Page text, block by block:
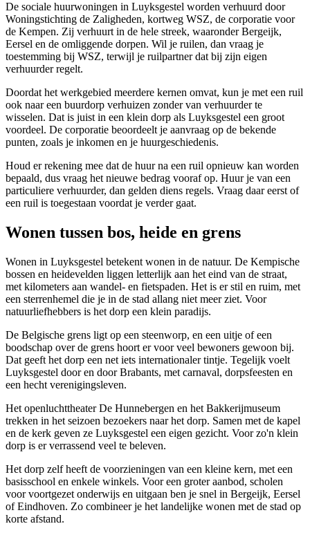
De sociale huurwoningen in Luyksgestel worden verhuurd door
Woningstichting de Zaligheden, kortweg WSZ, de corporatie voor
de Kempen. Zij verhuurt in de hele streek, waaronder Bergeijk,
Eersel en de omliggende dorpen. Wil je ruilen, dan vraag je
toestemming bij WSZ, terwijl je ruilpartner dat bij zijn eigen
verhuurder regelt.
Doordat het werkgebied meerdere kernen omvat, kun je met een ruil
ook naar een buurdorp verhuizen zonder van verhuurder te
wisselen. Dat is juist in een klein dorp als Luyksgestel een groot
voordeel. De corporatie beoordeelt je aanvraag op de bekende
punten, zoals je inkomen en je huurgeschiedenis.
Houd er rekening mee dat de huur na een ruil opnieuw kan worden
bepaald, dus vraag het nieuwe bedrag vooraf op. Huur je van een
particuliere verhuurder, dan gelden diens regels. Vraag daar eerst of
een ruil is toegestaan voordat je verder gaat.
Wonen tussen bos, heide en grens
Wonen in Luyksgestel betekent wonen in de natuur. De Kempische
bossen en heidevelden liggen letterlijk aan het eind van de straat,
met kilometers aan wandel- en fietspaden. Het is er stil en ruim, met
een sterrenhemel die je in de stad allang niet meer ziet. Voor
natuurliefhebbers is het dorp een klein paradijs.
De Belgische grens ligt op een steenworp, en een uitje of een
boodschap over de grens hoort er voor veel bewoners gewoon bij.
Dat geeft het dorp een net iets internationaler tintje. Tegelijk voelt
Luyksgestel door en door Brabants, met carnaval, dorpsfeesten en
een hecht verenigingsleven.
Het openluchttheater De Hunnebergen en het Bakkerijmuseum
trekken in het seizoen bezoekers naar het dorp. Samen met de kapel
en de kerk geven ze Luyksgestel een eigen gezicht. Voor zo'n klein
dorp is er verrassend veel te beleven.
Het dorp zelf heeft de voorzieningen van een kleine kern, met een
basisschool en enkele winkels. Voor een groter aanbod, scholen
voor voortgezet onderwijs en uitgaan ben je snel in Bergeijk, Eersel
of Eindhoven. Zo combineer je het landelijke wonen met de stad op
korte afstand.